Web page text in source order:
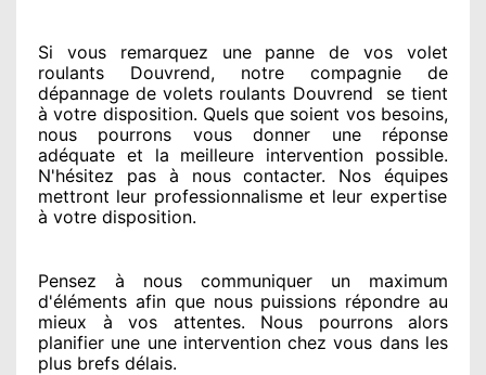
Si vous remarquez une panne de vos volet
roulants Douvrend, notre compagnie de
dépannage de volets roulants Douvrend
se tient
à votre disposition. Quels que soient vos besoins,
nous pourrons vous donner une réponse
adéquate et la meilleure intervention possible.
N'hésitez pas à nous contacter. Nos équipes
mettront leur professionnalismeet leur expertise
à votre disposition.
Pensez à nous communiquer un maximum
d'éléments afin que nous puissions répondre au
mieux à vos attentes. Nous pourrons alors
planifier une une intervention chez vous dans les
plus brefs délais.